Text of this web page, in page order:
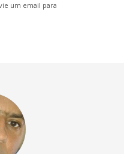
um email para